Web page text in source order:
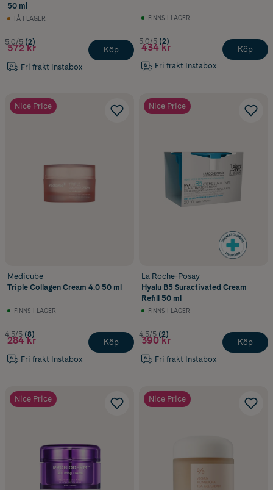
50 ml
FÅ I LAGER
5.0/5 (2)
572 kr
Fri frakt Instabox
Köp
FINNS I LAGER
5.0/5 (2)
434 kr
Fri frakt Instabox
Köp
Nice Price
Medicube
Triple Collagen Cream 4.0 50 ml
FINNS I LAGER
4.5/5 (8)
284 kr
Fri frakt Instabox
Köp
Nice Price
La Roche-Posay
Hyalu B5 Suractivated Cream
Refill 50 ml
FINNS I LAGER
4.5/5 (2)
390 kr
Fri frakt Instabox
Köp
Nice Price Nice Price